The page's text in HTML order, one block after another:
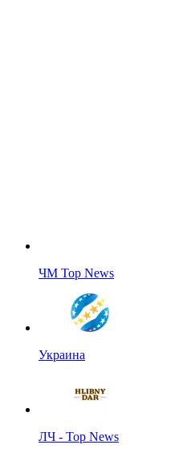
ЧМ Top News
Украина
ЛЧ - Top News